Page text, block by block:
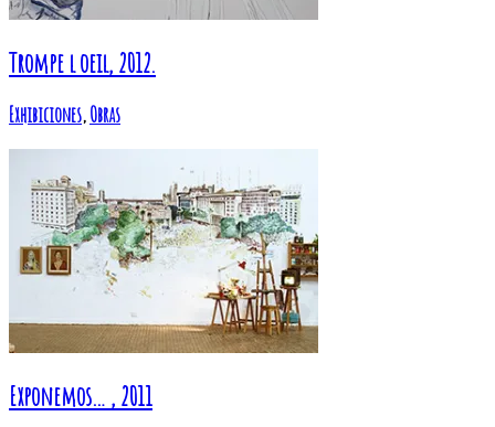
Trompe l oeil, 2012.
Exhibiciones,Obras
Exponemos… , 2011